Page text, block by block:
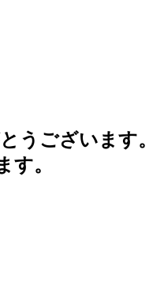
うございます。
す。